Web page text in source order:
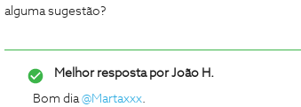
alguma sugestão?
Melhor resposta porJoão H.
Bom dia ​@Martaxxx.